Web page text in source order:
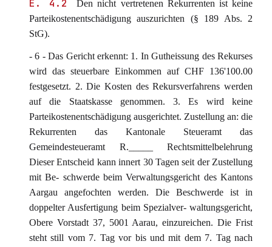
E. 4.2
Den nicht vertretenen Rekurrenten ist keine
Parteikostenentschädigung auszurichten (§ 189 Abs. 2
StG).
- 6 - Das Gericht erkennt: 1. In Gutheissung des Rekurses
wird das steuerbare Einkommen auf CHF 136'100.00
festgesetzt. 2. Die Kosten des Rekursverfahrens werden
auf die Staatskasse genommen. 3. Es wird keine
Parteikostenentschädigung ausgerichtet. Zustellung an: die
Rekurrenten das Kantonale Steueramt das
Gemeindesteueramt R._____ Rechtsmittelbelehrung
Dieser Entscheid kann innert 30 Tagen seit der Zustellung
mit Be- schwerde beim Verwaltungsgericht des Kantons
Aargau angefochten werden. Die Beschwerde ist in
doppelter Ausfertigung beim Spezialver- waltungsgericht,
Obere Vorstadt 37, 5001 Aarau, einzureichen. Die Frist
steht still vom 7. Tag vor bis und mit dem 7. Tag nach